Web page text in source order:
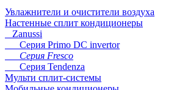
Увлажнители и очистители воздуха
Настенные сплит кондиционеры
Zanussi
Серия Primo DC invertor
Серия Fresco
Серия Tendenza
Мульти сплит-системы